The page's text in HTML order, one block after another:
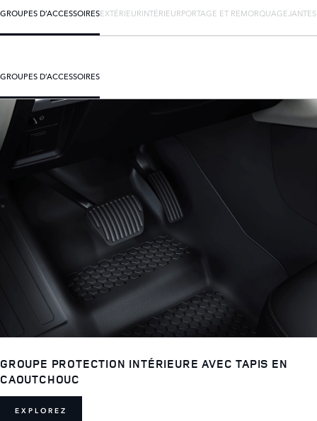
GROUPES D’ACCESSOIRESEXTÉRIEURINTÉRIEURPORTAGE ET REMORQUAGE
GROUPES D’ACCESSOIRES
GROUPE PROTECTION INTÉRIEURE AVEC TAPIS EN
CAOUTCHOUC
EXPLOREZ